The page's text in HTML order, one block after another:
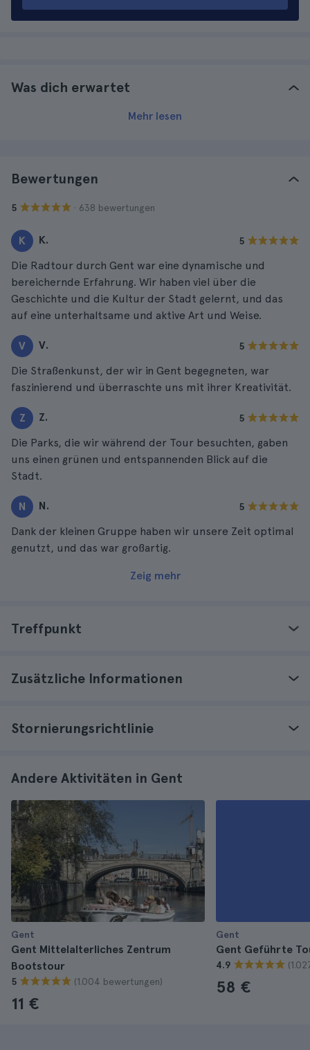
Was dich erwartet
Mehr lesen
Bewertungen
5 · 638 bewertungen
K K. 5
Die Radtour durch Gent war eine dynamische und
bereichernde Erfahrung. Wir haben viel über die
Geschichte und die Kultur der Stadt gelernt, und das
auf eine unterhaltsame und aktive Art und Weise.
V V. 5
Die Straßenkunst, der wir in Gent begegneten, war
faszinierend und überraschte uns mit ihrer Kreativität.
Z Z. 5
Die Parks, die wir während der Tour besuchten, gaben
uns einen grünen und entspannenden Blick auf die
Stadt.
N N. 5
Dank der kleinen Gruppe haben wir unsere Zeit optimal
genutzt, und das war großartig.
Zeig mehr
Treffpunkt
Zusätzliche Informationen
Stornierungsrichtlinie
Andere Aktivitäten in Gent
Gent
Gent Mittelalterliches Zentrum
Bootstour
5 (1.004 bewertungen)
11 €
Gent
Gent Geführte
4.9
58 €